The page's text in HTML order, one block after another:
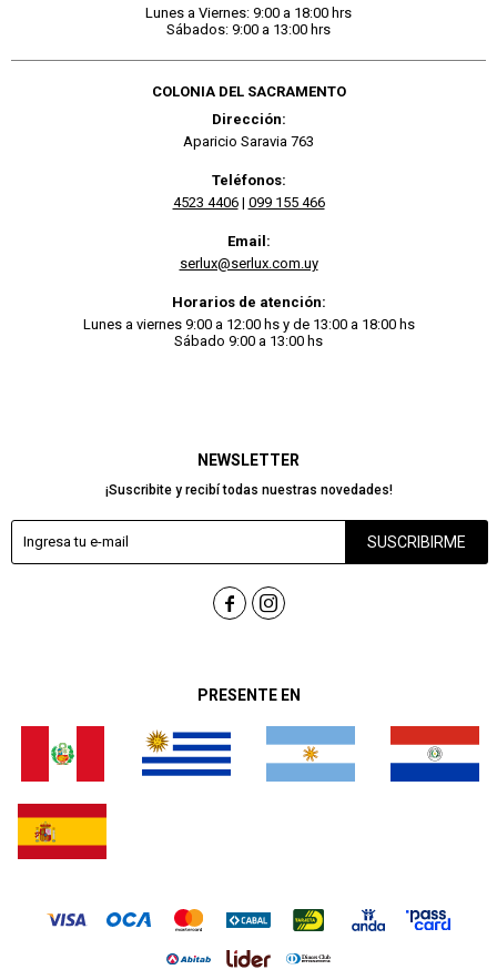
PRESENTE EN
NEWSLETTER
¡Suscribite y recibí todas nuestras novedades!
SUSCRIBIRME
 
Lunes a Viernes: 9:00 a 18:00 hrs
Sábados: 9:00 a 13:00 hrs
COLONIA DEL SACRAMENTO
Dirección:
Aparicio Saravia 763
Teléfonos:
4523 4406| 099 155 466
Email:
serlux@serlux.com.uy
Horarios de atención:
Lunes a viernes 9:00 a 12:00 hs y de 13:00 a 18:00 hs
Sábado 9:00 a 13:00 hs